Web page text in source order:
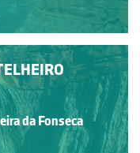
da Fonseca